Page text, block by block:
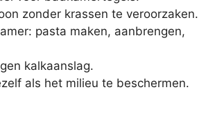
zonder krassen te veroorzaken.
pasta maken, aanbrengen,
kalkaanslag.
als het milieu te beschermen.